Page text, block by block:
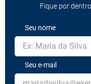
Fique por
Seu nome
Seu e-mail